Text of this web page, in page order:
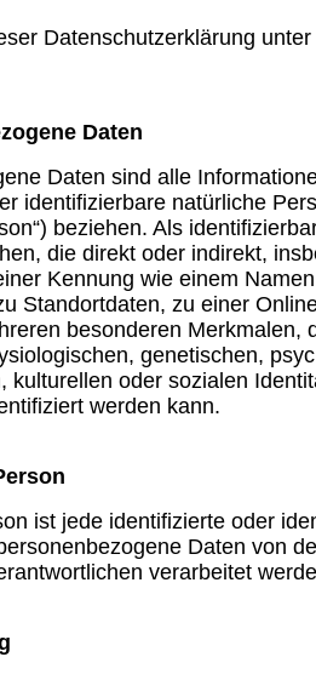
Datenschutzerklärung
Daten
Daten sind alle
identifizierbare natürliche
beziehen. Als
die direkt oder indirekt,
Kennung wie einem
Standortdaten, zu einer
besonderen Merkmalen,
genetischen,
kulturellen oder sozialen
werden kann.
ist jede identifizierte oder
Daten von
verarbeitet